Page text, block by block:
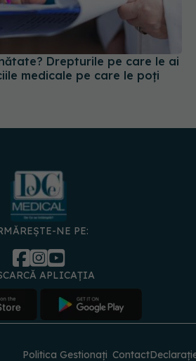
Drepturile pe care le ai
medicale pe care le poți
NE PE:
APLICAȚIA
Cookies
Gestionați
preferințele
Contact